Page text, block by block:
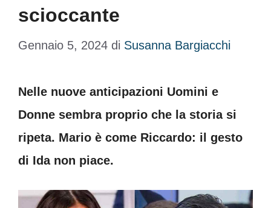
scioccante
Gennaio 5, 2024 di Susanna Bargiacchi
Nelle nuove anticipazioni Uomini e
Donne sembra proprio che la storia si
ripeta. Mario è come Riccardo: il gesto
di Ida non piace.